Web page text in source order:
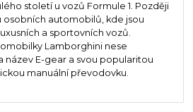
století u vozů Formule 1. Později
osobních automobilů, kde jsou
a sportovních vozů.
Lamborghini nese
název E-gear a svou popularitou
manuální převodovku.